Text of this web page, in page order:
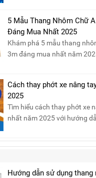
Khởi nguồn từ sự ra đời của
phản đế Việt Nam vào năm
này không chỉ ghi nhận vai
của phụ nữ ...
5 Mẫu Thang Nhôm Chữ
Đáng Mua Nhất 2025
Khám phá 5 mẫu thang
3m đáng mua nhất năm
sản phẩm phù hợp!
Cách thay phớt xe nâng
2025
Tìm hiểu cách thay phớt xe
nhất năm 2025 với hướng
phớt đúng cách, giúp xe
Hướng dẫn sử dụng thang